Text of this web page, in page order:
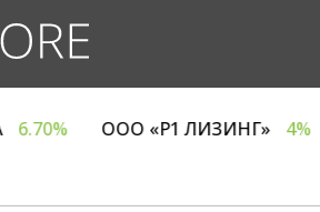
ENECA 6.70% ООО «Р1